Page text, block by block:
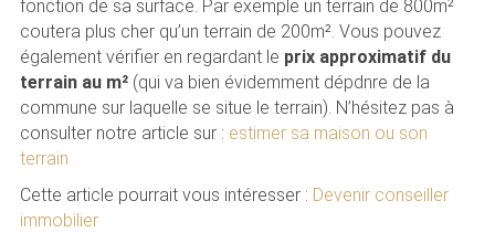
fonction de sa surface. Par exemple un terrain de 800m²
coutera plus cher qu’un terrain de 200m². Vous pouvez
également vérifier en regardant le prix approximatif du
terrain au m²(qui va bien évidemment dépdnre de la
commune sur laquelle se situe le terrain). N’hésitez pas à
consulter notre article sur : estimer sa maison ou son
terrain
Cette article pourrait vous intéresser : Devenir conseiller
immobilier